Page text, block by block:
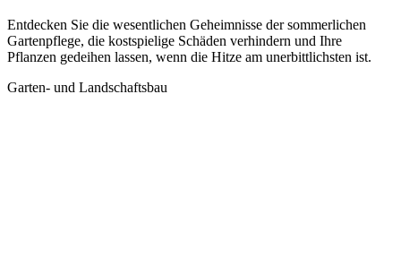
Entdecken Sie die wesentlichen Geheimnisse der sommerlichen
Gartenpflege, die kostspielige Schäden verhindern und Ihre
Pflanzen gedeihen lassen, wenn die Hitze am unerbittlichsten ist.
Garten- und Landschaftsbau